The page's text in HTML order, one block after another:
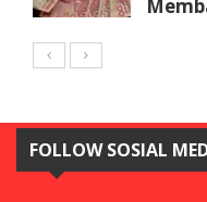
FOLLOW SOSIAL